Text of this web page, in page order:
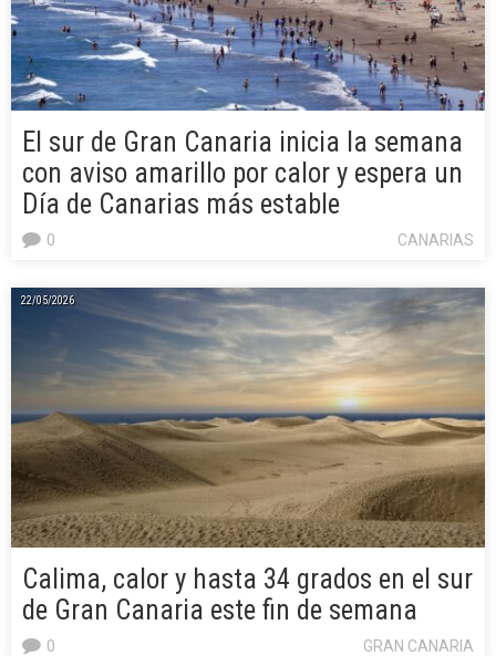
El sur de Gran Canaria inicia la semana
con aviso amarillo por calor y espera un
Día de Canarias más estable
CANARIAS
0
22/05/2026
Calima, calor y hasta 34 grados en el sur
de Gran Canaria este fin de semana
GRAN CANARIA
0